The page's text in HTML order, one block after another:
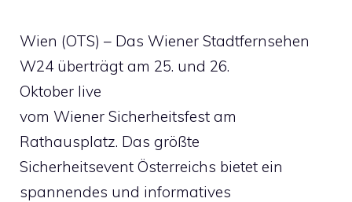
Wien (OTS) – Das Wiener Stadtfernsehen
W24 überträgt am 25. und 26.
Oktober live
vom Wiener Sicherheitsfest am
Rathausplatz. Das größte
Sicherheitsevent Österreichs bietet ein
spannendes und informatives